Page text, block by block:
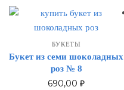
БУКЕТЫ
Букет из семи шоколадных
роз № 8
690,00₽